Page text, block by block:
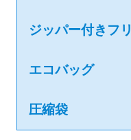
ジッパー付きフ
エコバッグ
圧縮袋